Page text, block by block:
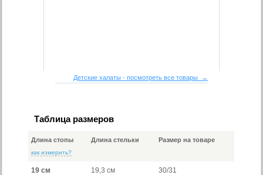
Детские халаты - посмотреть все товары →
Таблица размеров
Длина стопы
как измерить?
Длина стельки Размер на товаре
19 см 19,3 см 30/31